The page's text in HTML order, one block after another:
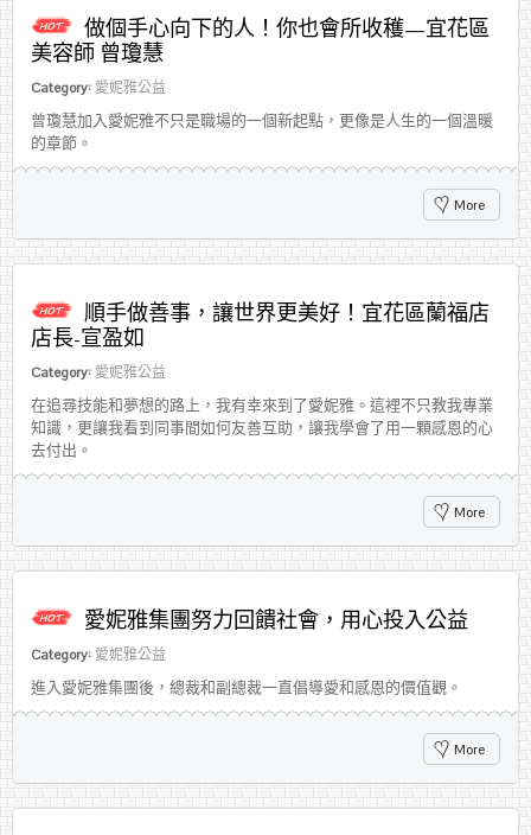
做個手心向下的人！你也會所收穫—宜花區
美容師 曾瓊慧
Category: 愛妮雅公益
曾瓊慧加入愛妮雅不只是職場的一個新起點，更像是人生的一個溫暖
的章節。
More
順手做善事，讓世界更美好！宜花區蘭福店
店長-宣盈如
Category: 愛妮雅公益
在追尋技能和夢想的路上，我有幸來到了愛妮雅。這裡不只教我專業
知識，更讓我看到同事間如何友善互助，讓我學會了用一顆感恩的心
去付出。
More
愛妮雅集團努力回饋社會，用心投入公益
Category: 愛妮雅公益
進入愛妮雅集團後，總裁和副總裁一直倡導愛和感恩的價值觀。
More